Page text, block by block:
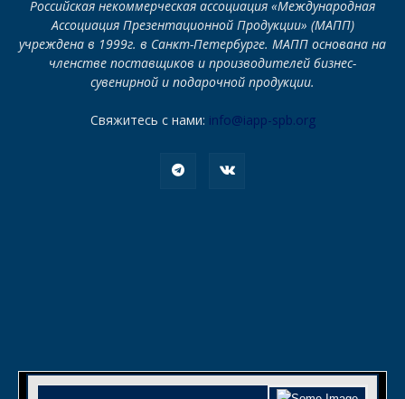
Российская некоммерческая ассоциация «Международная
Ассоциация Презентационной Продукции» (МАПП)
учреждена в 1999г. в Санкт-Петербурге. МАПП основана на
членстве поставщиков и производителей бизнес-
сувенирной и подарочной продукции.
Свяжитесь с нами: info@iapp-spb.org